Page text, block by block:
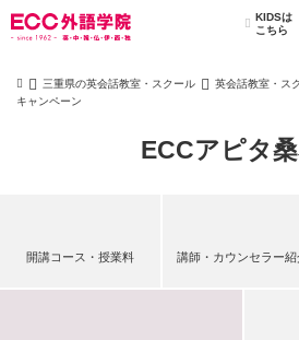
KIDSは
こちら
三重県の英会話教室・スクール
英会話教室・ス
キャンペーン
ECCアピタ
開講コース・授業料 講師・カウンセラー紹